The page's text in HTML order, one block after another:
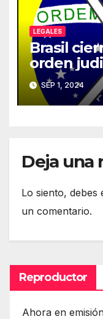
LEGALES
Brasil
orden
SEP 1, 2024
Deja una
Lo siento, debes
un comentario.
Reproductor
Ahora en